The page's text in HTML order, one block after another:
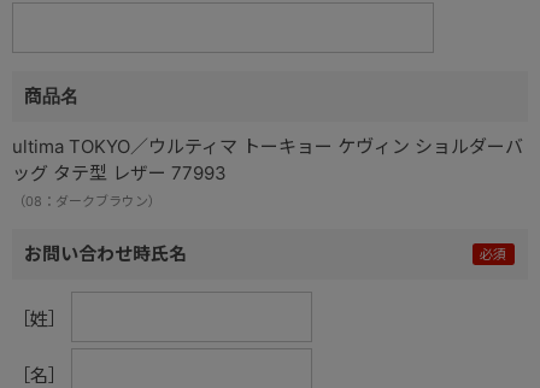
商品名
ultima TOKYO／ウルティマ トーキョー ケヴィン ショルダーバ
ッグ タテ型 レザー 77993
（08：ダークブラウン）
お問い合わせ時氏名
［姓］
［名］